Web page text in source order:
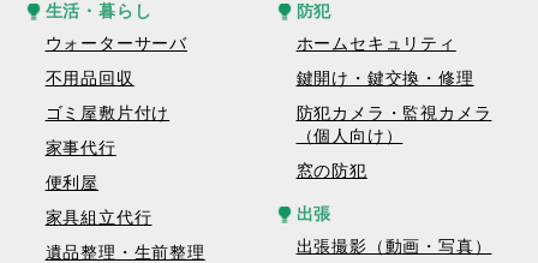
生活・暮らし
ウォーターサーバ
不用品回収
ゴミ屋敷片付け
家事代行
便利屋
家具組立代行
遺品整理・生前整理
防犯
ホームセキュリティ
鍵開け・鍵交換・修理
防犯カメラ・監視カメラ
（個人向け）
窓の防犯
出張
出張撮影（動画・写真）